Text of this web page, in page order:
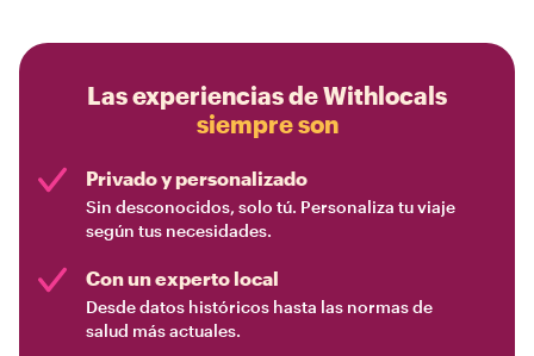
Las experiencias de Withlocals
siempre son
Privado y personalizado
Sin desconocidos, solo tú. Personaliza tu viaje
según tus necesidades.
Con un experto local
Desde datos históricos hasta las normas de
salud más actuales.